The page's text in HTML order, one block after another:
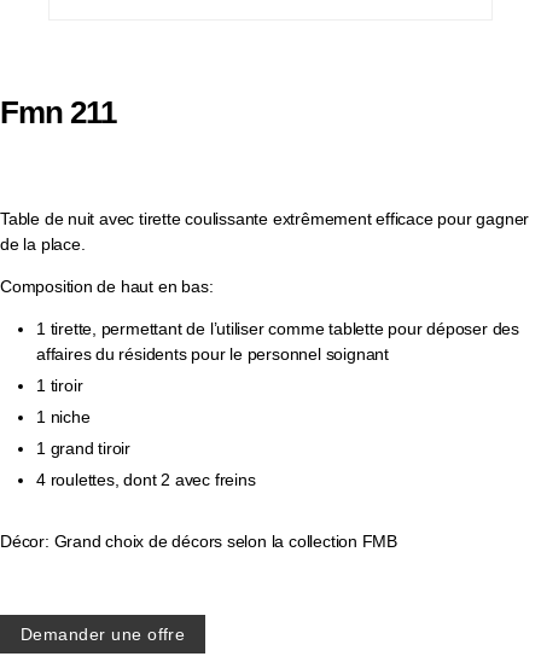
Fmn 211
Table de nuit avec tirette coulissante extrêmement efficace pour gagner
de la place.
Composition de haut en bas:
1 tirette, permettant de l’utiliser comme tablette pour déposer des
affaires du résidents pour le personnel soignant
1 tiroir
1 niche
1 grand tiroir
4 roulettes, dont 2 avec freins
Décor: Grand choix de décors selon la collection FMB
Demander une offre